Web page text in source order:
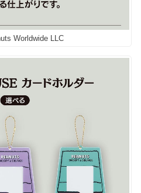
Worldwide LLC